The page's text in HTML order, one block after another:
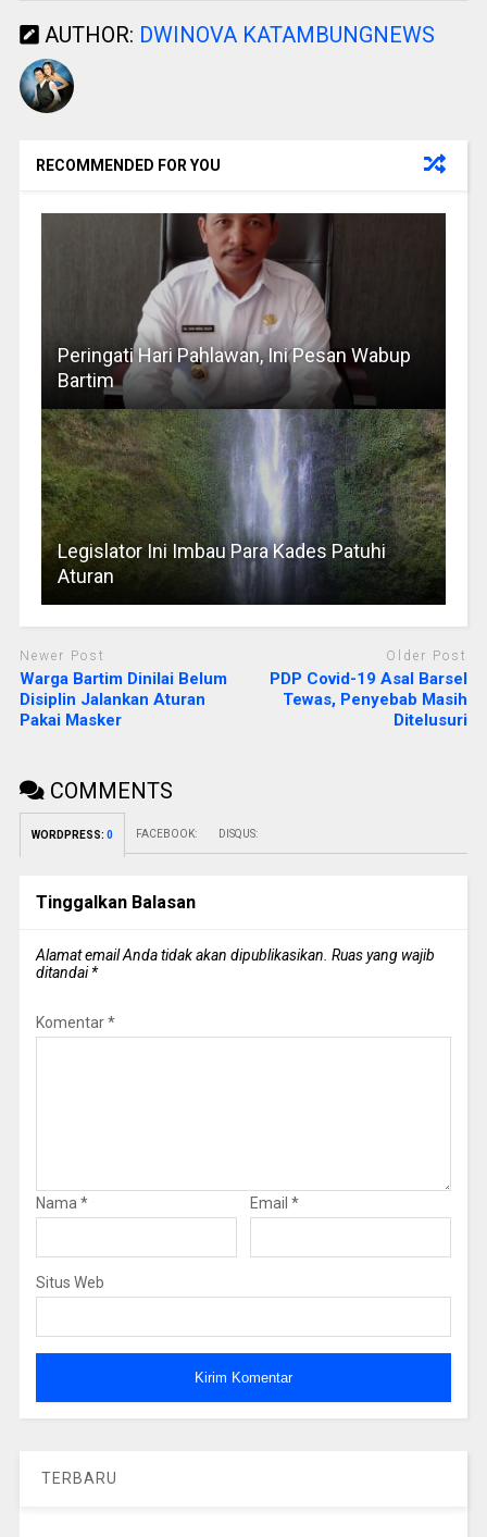
AUTHOR: DWINOVA KATAMBUNGNEWS
RECOMMENDED FOR YOU
Peringati Hari Pahlawan, Ini Pesan Wabup
Bartim
Legislator Ini Imbau Para Kades Patuhi
Aturan
Newer Post
Warga Bartim Dinilai Belum
Disiplin Jalankan Aturan
Pakai Masker
Older Post
PDP Covid-19 Asal Barsel
Tewas, Penyebab Masih
Ditelusuri
COMMENTS
WORDPRESS: 0 FACEBOOK: DISQUS:
Tinggalkan Balasan
Alamat email Anda tidak akan dipublikasikan. Ruas yang wajib
ditandai*
Komentar*
Nama * Email *
Situs Web
TERBARU